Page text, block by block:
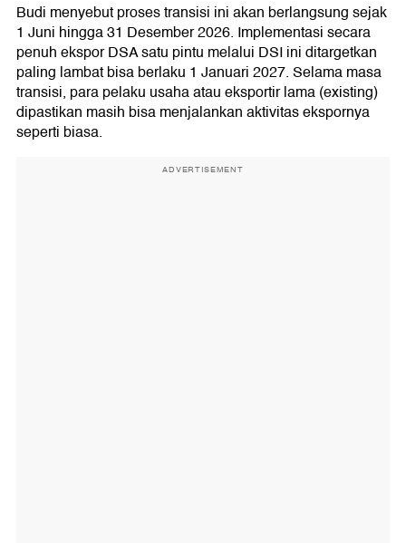
Budi menyebut proses transisi ini akan berlangsung sejak
1 Juni hingga 31 Desember 2026. Implementasi secara
penuh ekspor DSA satu pintu melalui DSI ini ditargetkan
paling lambat bisa berlaku 1 Januari 2027. Selama masa
transisi, para pelaku usaha atau eksportir lama (existing)
dipastikan masih bisa menjalankan aktivitas ekspornya
seperti biasa.
ADVERTISEMENT